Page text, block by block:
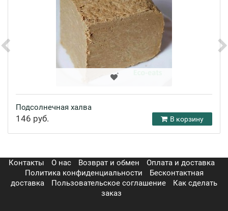
Подсолнечная халва
146 руб. В корзину
Контакты О нас Возврат и обмен
Оплата и доставка
Политика конфиденциальности
Бесконтактная
доставка
Пользовательское соглашение
Как сделать
заказ